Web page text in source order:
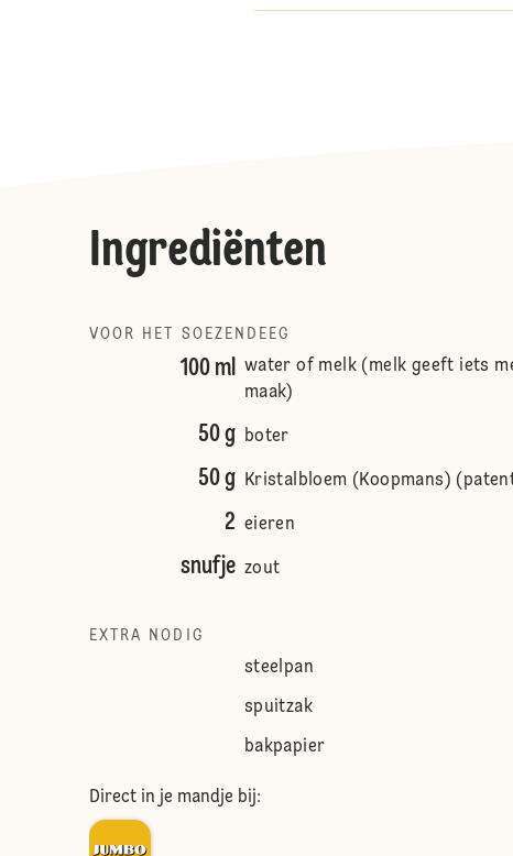
Ingrediënten
VOOR HET SOEZENDEEG
100 ml
water of melk (melk geeft iets
maak)
50 g boter
50 g Kristalbloem (Koopmans)
2 eieren
snufje zout
EXTRA NODIG
steelpan
spuitzak
bakpapier
Direct in je mandje bij: